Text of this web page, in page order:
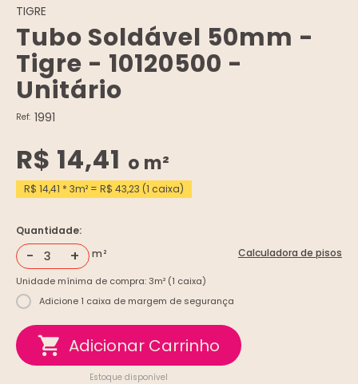
TIGRE
Tubo Soldável 50mm -
Tigre - 10120500 -
Unitário
Ref: 1991
R$ 14,41 o m²
R$ 14,41 * 3m² = R$ 43,23 (1 caixa)
Quantidade:
- + Calculadora de pisos
Unidade mínima de compra: 3m² (1 caixa)
Adicione 1 caixa de margem de segurança
Estoque disponível